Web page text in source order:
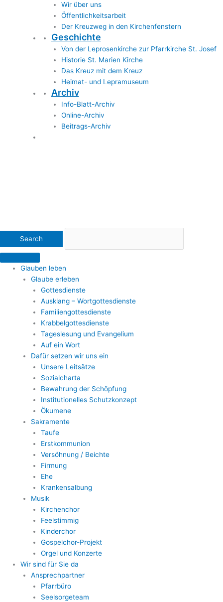
Wir über uns
Öffentlichkeitsarbeit
Der Kreuzweg in den Kirchenfenstern
Geschichte
Von der Leprosenkirche zur Pfarrkirche St. Josef
Historie St. Marien Kirche
Das Kreuz mit dem Kreuz
Heimat- und Lepramuseum
Archiv
Info-Blatt-Archiv
Online-Archiv
Beitrags-Archiv
Glauben leben
Glaube erleben
Gottesdienste
Ausklang – Wortgottesdienste
Familiengottesdienste
Krabbelgottesdienste
Tageslesung und Evangelium
Auf ein Wort
Dafür setzen wir uns ein
Unsere Leitsätze
Sozialcharta
Bewahrung der Schöpfung
Institutionelles Schutzkonzept
Ökumene
Sakramente
Taufe
Erstkommunion
Versöhnung / Beichte
Firmung
Ehe
Krankensalbung
Musik
Kirchenchor
Feelstimmig
Kinderchor
Gospelchor-Projekt
Orgel und Konzerte
Wir sind für Sie da
Ansprechpartner
Pfarrbüro
Seelsorgeteam